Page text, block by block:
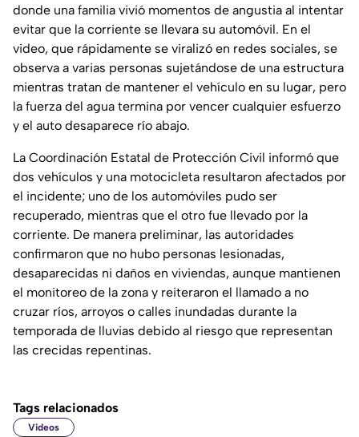
donde una familia vivió momentos de angustia al intentar
evitar que la corriente se llevara su automóvil. En el
video, que rápidamente se viralizó en redes sociales, se
observa a varias personas sujetándose de una estructura
mientras tratan de mantener el vehículo en su lugar, pero
la fuerza del agua termina por vencer cualquier esfuerzo
y el auto desaparece río abajo.
La Coordinación Estatal de Protección Civil informó que
dos vehículos y una motocicleta resultaron afectados por
el incidente; uno de los automóviles pudo ser
recuperado, mientras que el otro fue llevado por la
corriente. De manera preliminar, las autoridades
confirmaron que no hubo personas lesionadas,
desaparecidas ni daños en viviendas, aunque mantienen
el monitoreo de la zona y reiteraron el llamado a no
cruzar ríos, arroyos o calles inundadas durante la
temporada de lluvias debido al riesgo que representan
las crecidas repentinas.
Tags relacionados
Videos